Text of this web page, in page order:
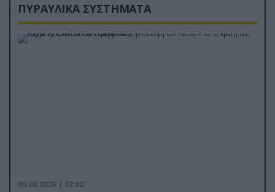
ΠΥΡΑΥΛΙΚΑ ΣΥΣΤΗΜΑΤΑ
05.08.2026 | 02:02